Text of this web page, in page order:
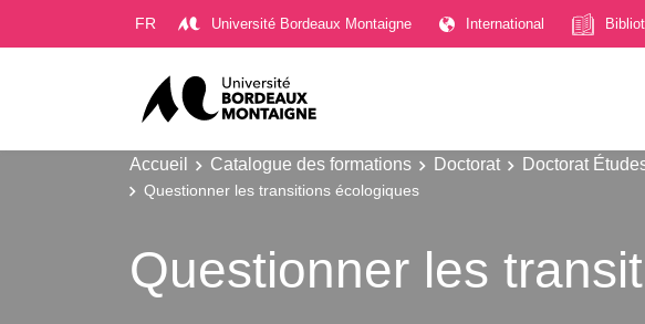
FR Université Bordeaux Montaigne International
Accueil Catalogue des formations Doctorat Doctorat
Questionner les transitions écologiques
Questionner les